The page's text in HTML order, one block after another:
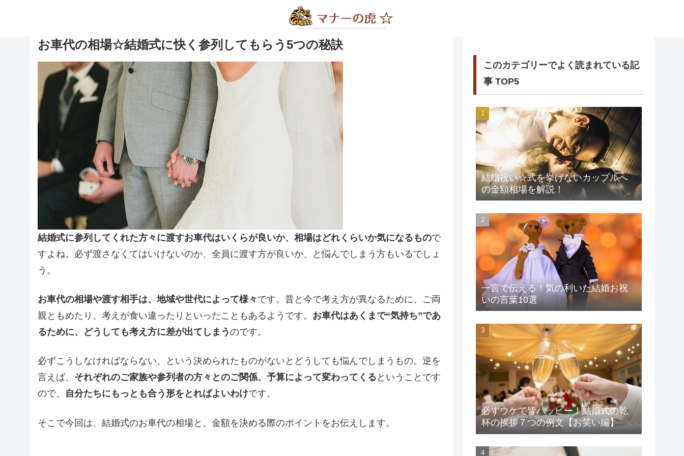
お車代の相場☆結婚式に快く参列してもらう5つの秘訣
結婚式に参列してくれた方々に渡すお車代はいくらが良いか、相場はどれくらいか気になるもので
すよね。必ず渡さなくてはいけないのか、全員に渡す方が良いか、と悩んでしまう方もいるでしょ
う。
お車代の相場や渡す相手は、地域や世代によって様々 です。昔と今で考え方が異なるために、ご両
親ともめたり、考えが食い違ったりといったこともあるようです。 お車代はあくまで“気持ち”であ
るために、どうしても考え方に差が出てしまう のです。
必ずこうしなければならない、という決められたものがないとどうしても悩んでしまうもの。逆を
言えば、 それぞれのご家族や参列者の方々とのご関係、予算によって変わってくる ということです
ので、 自分たちにもっとも合う形をとればよいわけです。
そこで今回は、結婚式のお車代の相場と、金額を決める際のポイントをお伝えします。
このカテゴリーでよく読まれている記
事 TOP5
結婚祝い☆式を挙げないカップルへ
の金額相場を解説！
一言で伝える！気の利いた結婚お祝
いの言葉10選
必ずウケて皆ハッピー！結婚式の乾
杯の挨拶７つの例文【お笑い編】